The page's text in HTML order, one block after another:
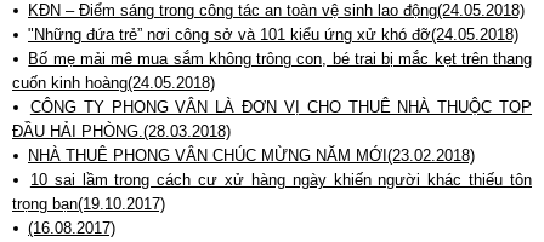
KĐN – Điểm sáng trong công tác an toàn vệ sinh lao động(24.05.2018)
"Những đứa trẻ” nơi công sở và 101 kiểu ứng xử khó đỡ(24.05.2018)
Bố mẹ mải mê mua sắm không trông con, bé trai bị mắc kẹt trên thang
cuốn kinh hoàng(24.05.2018)
CÔNG TY PHONG VÂN LÀ ĐƠN VỊ CHO THUÊ NHÀ THUỘC TOP
ĐẦU HẢI PHÒNG.(28.03.2018)
NHÀ THUÊ PHONG VÂN CHÚC MỪNG NĂM MỚI(23.02.2018)
10 sai lầm trong cách cư xử hàng ngày khiến người khác thiếu tôn
trọng bạn(19.10.2017)
(16.08.2017)